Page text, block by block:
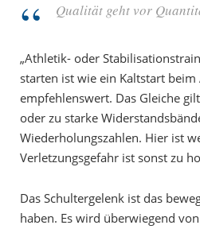
Qualität geht vor
„Athletik- oder
starten ist wie ein Kaltstart
empfehlenswert. Das Gleiche
oder zu starke
Wiederholungszahlen. Hier ist
Verletzungsgefahr ist sonst zu
Das Schultergelenk ist das
haben. Es wird überwiegend